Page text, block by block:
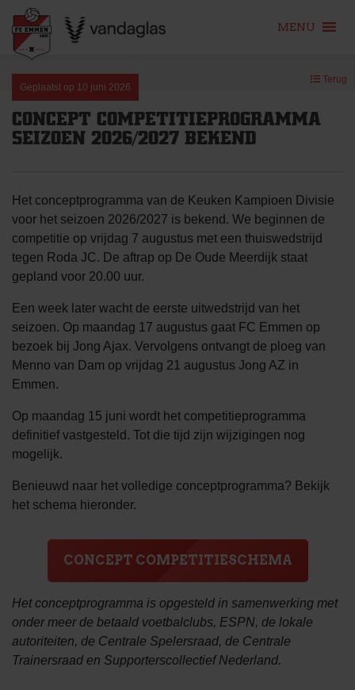
content
MENU
Geplaatst op 10 juni 2026
Terug
CONCEPT COMPETITIEPROGRAMMA
SEIZOEN 2026/2027 BEKEND
Het conceptprogramma van de Keuken Kampioen Divisie
voor het seizoen 2026/2027 is bekend. We beginnen de
competitie op vrijdag 7 augustus met een thuiswedstrijd
tegen Roda JC. De aftrap op De Oude Meerdijk staat
gepland voor 20.00 uur.
Een week later wacht de eerste uitwedstrijd van het
seizoen. Op maandag 17 augustus gaat FC Emmen op
bezoek bij Jong Ajax. Vervolgens ontvangt de ploeg van
Menno van Dam op vrijdag 21 augustus Jong AZ in
Emmen.
Op maandag 15 juni wordt het competitieprogramma
definitief vastgesteld. Tot die tijd zijn wijzigingen nog
mogelijk.
Benieuwd naar het volledige conceptprogramma? Bekijk
het schema hieronder.
CONCEPT COMPETITIESCHEMA
Het conceptprogramma is opgesteld in samenwerking met
onder meer de betaald voetbalclubs, ESPN, de lokale
autoriteiten, de Centrale Spelersraad, de Centrale
Trainersraad en Supporterscollectief Nederland.